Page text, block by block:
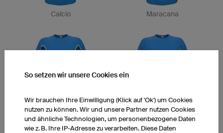
Calcio Maracana
Hattrick San Siro
So setzen wir unsere Cookies ein
Wir brauchen Ihre Einwilligung (Klick auf 'Ok') um Cookies
nutzen zu können. Wir und unsere Partner nutzen Cookies
und ähnliche Technologien, um personenbezogene Daten
wie z. B. Ihre IP-Adresse zu verarbeiten. Diese Daten